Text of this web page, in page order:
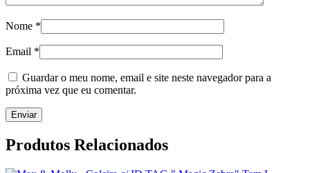
Nome *
Email *
Guardar o meu nome, email e site neste navegador para a
próxima vez que eu comentar.
Produtos Relacionados